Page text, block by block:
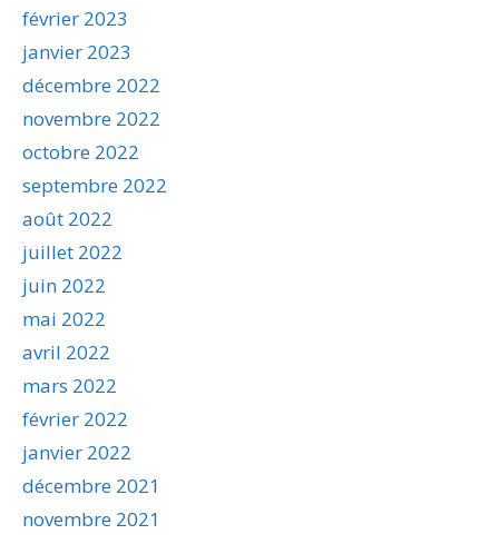
février 2023
janvier 2023
décembre 2022
novembre 2022
octobre 2022
septembre 2022
août 2022
juillet 2022
juin 2022
mai 2022
avril 2022
mars 2022
février 2022
janvier 2022
décembre 2021
novembre 2021